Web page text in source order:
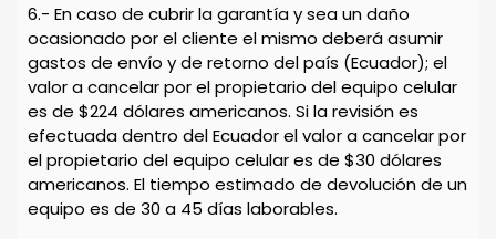
6.- En caso de cubrir la garantía y sea un daño
ocasionado por el cliente el mismo deberá asumir
gastos de envío y de retorno del país (Ecuador); el
valor a cancelar por el propietario del equipo celular
es de $224 dólares americanos. Si la revisión es
efectuada dentro del Ecuador el valor a cancelar por
el propietario del equipo celular es de $30 dólares
americanos. El tiempo estimado de devolución de un
equipo es de 30 a 45 días laborables.